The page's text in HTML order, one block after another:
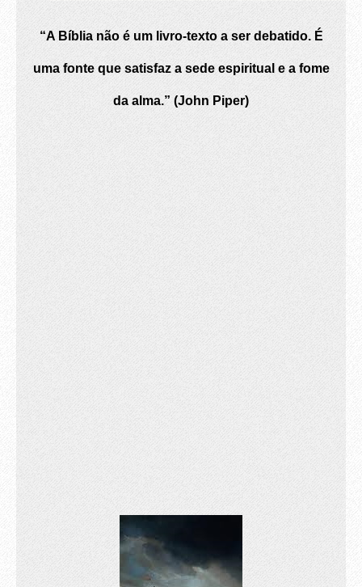
“A Bíblia não é um livro-texto a ser debatido. É
uma fonte que satisfaz a sede espiritual e a fome
da alma.” (John Piper)